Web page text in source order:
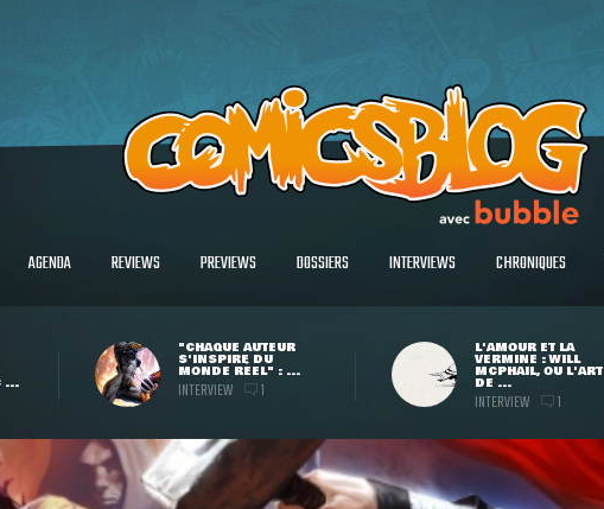
AGENDA REVIEWS PREVIEWS DOSSIERS INTERVIEWS CHRONIQUES
...
"CHAQUE AUTEUR
S'INSPIRE DU
MONDE RÉEL" : ...
INTERVIEW 1
L'AMOUR ET LA
VERMINE : WILL
MCPHAIL, OU L'ART
DE ...
INTERVIEW 1